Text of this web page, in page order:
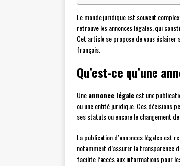
Le monde juridique est souvent
retrouve les annonces légales, qui
Cet article se propose de vous
français.
Qu’est-ce qu’une
Uneannonce légaleest une
ou une entité juridique. Ces décisions
ses statuts ou encore le changement
La publication d’annonces légales est
notamment d’assurer la transparence
facilite l’accès aux informations pour